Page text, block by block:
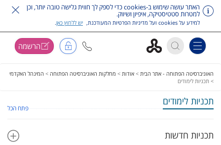
האתר עושה שימוש ב-cookies כדי לספק לך חווית גלישה טובה יותר, וכן
למטרות סטטיסטיקה, איפיון ושיווק.
למידע על cookies ועל מדיניות הפרטיות המעודכנת, יש ללחוץ כאן.
Toggle navigation הרשמה
האוניברסיטה הפתוחה - אתר הבית > אודות > מחלקות האוניברסיטה הפתוחה > המינהל האקדמי
> תכניות לימודים
תכניות לימודים
פתח הכל
תכניות חדשות